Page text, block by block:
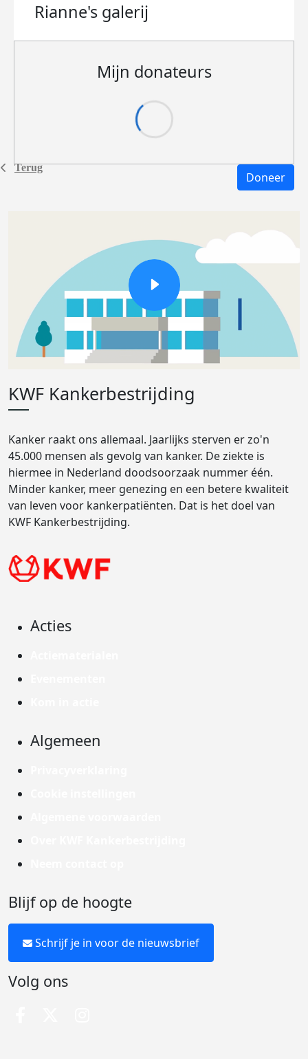
Terug
Rianne's galerij
Mijn donateurs
Doneer
KWF Kankerbestrijding
Kanker raakt ons allemaal. Jaarlijks sterven er zo'n
45.000 mensen als gevolg van kanker. De ziekte is
hiermee in Nederland doodsoorzaak nummer één.
Minder kanker, meer genezing en een betere kwaliteit
van leven voor kankerpatiënten. Dat is het doel van
KWF Kankerbestrijding.
Acties
Algemeen
Blijf op de hoogte
Schrijf je in voor de nieuwsbrief
Volg ons